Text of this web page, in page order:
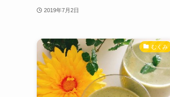
2019年7月2日
むくみ